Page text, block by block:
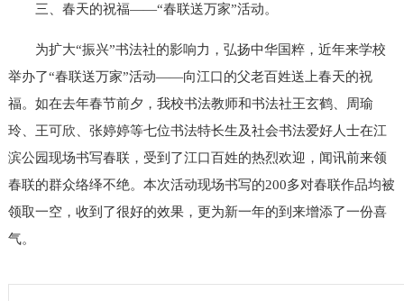
三、春天的祝福——“春联送万家”活动。
为扩大“振兴”书法社的影响力，弘扬中华国粹，近年来学校
举办了“春联送万家”活动——向江口的父老百姓送上春天的祝
福。如在去年春节前夕，我校书法教师和书法社王玄鹤、周瑜
玲、王可欣、张婷婷等七位书法特长生及社会书法爱好人士在江
滨公园现场书写春联，受到了江口百姓的热烈欢迎，闻讯前来领
春联的群众络绎不绝。本次活动现场书写的200多对春联作品均被
领取一空，收到了很好的效果，更为新一年的到来增添了一份喜
气。